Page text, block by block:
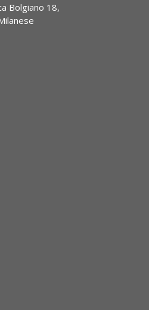
Bolgiano 18,